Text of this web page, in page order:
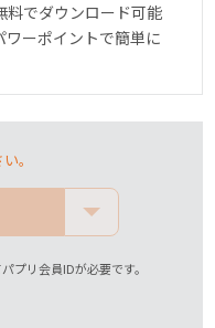
料でダウンロード可能
ーポイントで簡単に
。
プリ会員IDが必要です。